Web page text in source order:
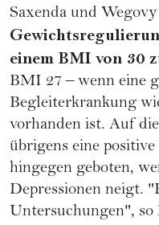
Saxenda und
einem BMI von 30
BMI 27 – wenn eine
Begleiterkrankung
vorhanden ist. Auf
übrigens eine
hingegen geboten,
Depressionen neigt.
Untersuchungen",